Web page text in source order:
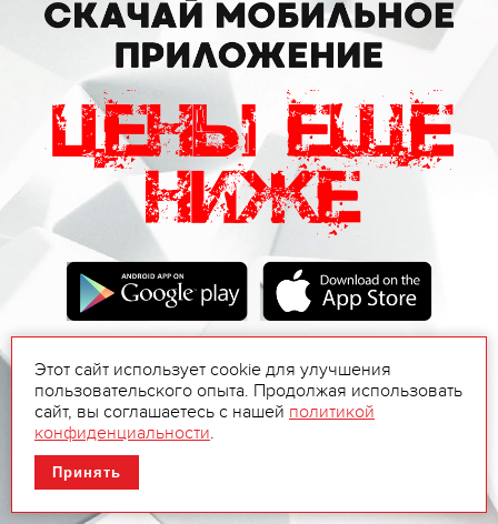
Этот сайт использует cookie для улучшения
пользовательского опыта. Продолжая использовать
сайт, вы соглашаетесь с нашей политикой
конфиденциальности.
Принять